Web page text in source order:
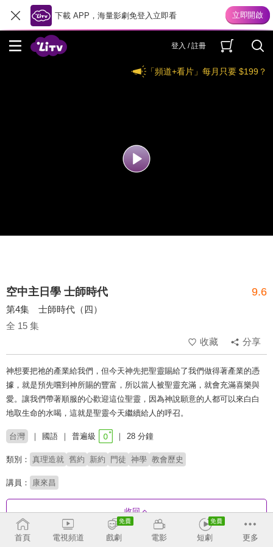
下載 APP，海量影劇免登入立即看
登入 / 註冊
「頻道+看片」每月只要 $199？
空中主日學 士師時代 9.6
第4集 士師時代（四）
全 15 集
收藏
分享
神想要把祂的產業給我們，但今天神先把聖靈賜給了我們做得著產業的憑
據，就是預先嚐到神所賜的豐富，所以當人被聖靈充滿，就會充滿喜樂與
愛。讓我們帶著順服的心歡迎這位聖靈，因為神說願意的人都可以來白白
地取生命的水喝，這就是聖靈今天繼續給人的呼召。
台灣 國語 普遍級 28 分鐘
類別： 真理造就 舊約 新約 門徒 神學 教會歷史
講員： 康來昌
收回
首頁 電視頻道 戲劇 電影 短劇 更多